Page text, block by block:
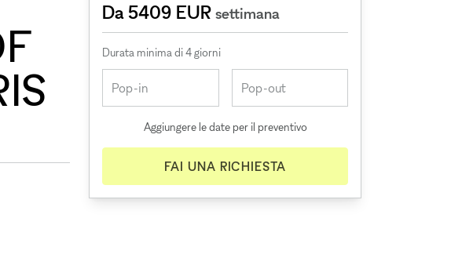
Da 5409 EURsettimana
Durata minima di 4 giorni
Aggiungere le date per il preventivo
FAI UNA RICHIESTA